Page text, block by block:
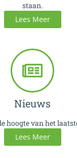
staan.
Lees Meer
Nieuws
hoogte van het
Lees Meer